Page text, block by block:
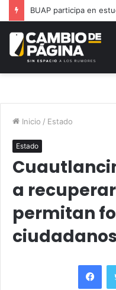
Inicio / Estado
Estado
a
permitan